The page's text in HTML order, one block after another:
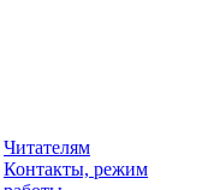
Читателям
Контакты, режим